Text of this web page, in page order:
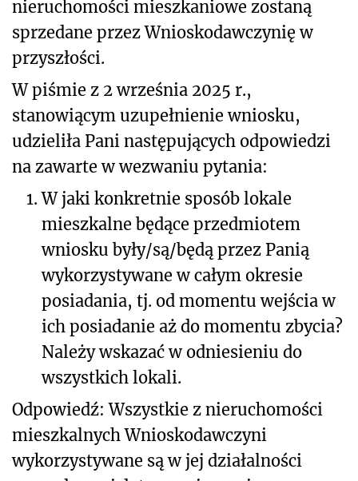
nieruchomości mieszkaniowe zostaną
sprzedane przez Wnioskodawczynię w
przyszłości.
W piśmie z 2 września 2025 r.,
stanowiącym uzupełnienie wniosku,
udzieliła Pani następujących odpowiedzi
na zawarte w wezwaniu pytania:
1. W jaki konkretnie sposób lokale
mieszkalne będące przedmiotem
wniosku były/są/będą przez Panią
wykorzystywane w całym okresie
posiadania, tj. od momentu wejścia w
ich posiadanie aż do momentu zbycia?
Należy wskazać w odniesieniu do
wszystkich lokali.
Odpowiedź: Wszystkie z nieruchomości
mieszkalnych Wnioskodawczyni
wykorzystywane są w jej działalności